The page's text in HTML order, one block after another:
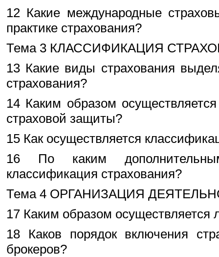
12 Какие международные
практике страхования?
Тема 3 КЛАССИФИКАЦИЯ
13 Какие виды страхования
страхования?
14 Каким образом
страховой защиты?
15 Как осуществляется
16 По каким
классификация страхования?
Тема 4 ОРГАНИЗАЦИЯ
17 Каким образом осуществляется
18 Каков порядок включения
брокеров?